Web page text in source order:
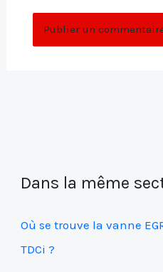
Dans la même
Où se trouve la vanne
TDCi ?